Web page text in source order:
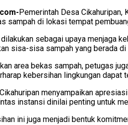
Pemerintah Desa Cikahuripan,
sampah di lokasi tempat
sebagai upaya menjaga
sisa-sisa sampah yang berada
area bekas sampah, petugas
kebersihan lingkungan dapat
menyampaikan
instansi dinilai penting untuk
ini juga menjadi bentuk